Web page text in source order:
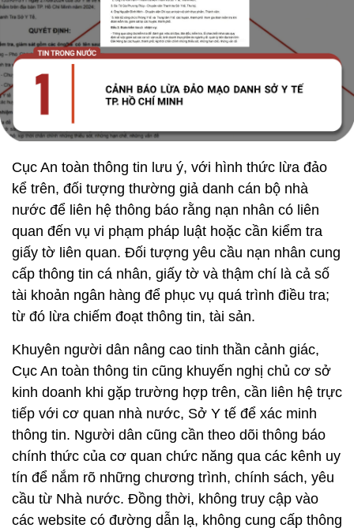
Cục An toàn thông tin lưu ý, với hình thức lừa đảo
kể trên, đối tượng thường giả danh cán bộ nhà
nước để liên hệ thông báo rằng nạn nhân có liên
quan đến vụ vi phạm pháp luật hoặc cần kiểm tra
giấy tờ liên quan. Đối tượng yêu cầu nạn nhân cung
cấp thông tin cá nhân, giấy tờ và thậm chí là cả số
tài khoản ngân hàng để phục vụ quá trình điều tra;
từ đó lừa chiếm đoạt thông tin, tài sản.
Khuyên người dân nâng cao tinh thần cảnh giác,
Cục An toàn thông tin cũng khuyến nghị chủ cơ sở
kinh doanh khi gặp trường hợp trên, cần liên hệ trực
tiếp với cơ quan nhà nước, Sở Y tế để xác minh
thông tin. Người dân cũng cần theo dõi thông báo
chính thức của cơ quan chức năng qua các kênh uy
tín để nắm rõ những chương trình, chính sách, yêu
cầu từ Nhà nước. Đồng thời, không truy cập vào
các website có đường dẫn lạ, không cung cấp thông